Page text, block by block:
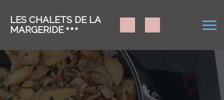
LES CHALETS DE LA
MARGERIDE